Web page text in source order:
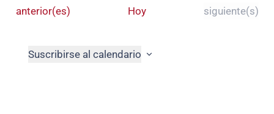
Eventos
anterior(es) Hoy Eventos
siguiente(s)
Suscribirse al calendario